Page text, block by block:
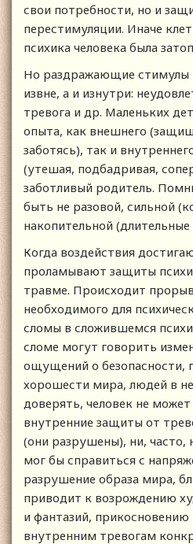
свои потребности, но и
перестимуляции. Иначе
психика человека была
Но раздражающие стимулы
извне, а и изнутри:
тревога и др. Маленьких
опыта, как внешнего
заботясь), так и
(утешая, подбадривая,
заботливый родитель.
быть не разовой, сильной
накопительной
Когда воздействия
проламывают защиты
травме. Происходит
необходимого для
сломы в сложившемся
сломе могут говорить
ощущений о безопасности,
хорошести мира, людей в
доверять, человек не
внутренние защиты от
(они разрушены), ни, часто,
мог бы справиться с
разрушение образа мира,
приводит к возрождению
и фантазий,
внутренним тревогам